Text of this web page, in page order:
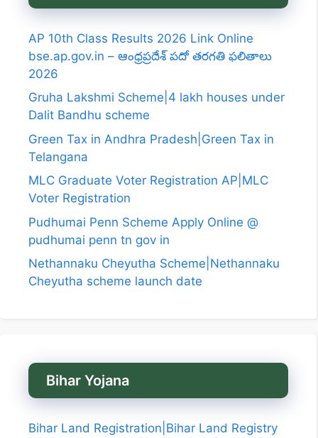
AP 10th Class Results 2026 Link Online
bse.ap.gov.in – ఆంధ్రప్రదేశ్ పదో తరగతి ఫలితాలు
2026
Gruha Lakshmi Scheme|4 lakh houses under
Dalit Bandhu scheme
Green Tax in Andhra Pradesh|Green Tax in
Telangana
MLC Graduate Voter Registration AP|MLC
Voter Registration
Pudhumai Penn Scheme Apply Online @
pudhumai penn tn gov in
Nethannaku Cheyutha Scheme|Nethannaku
Cheyutha scheme launch date
Bihar Yojana
Bihar Land Registration|Bihar Land Registry